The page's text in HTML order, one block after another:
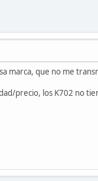
marca, que no me
precio, los K702 no